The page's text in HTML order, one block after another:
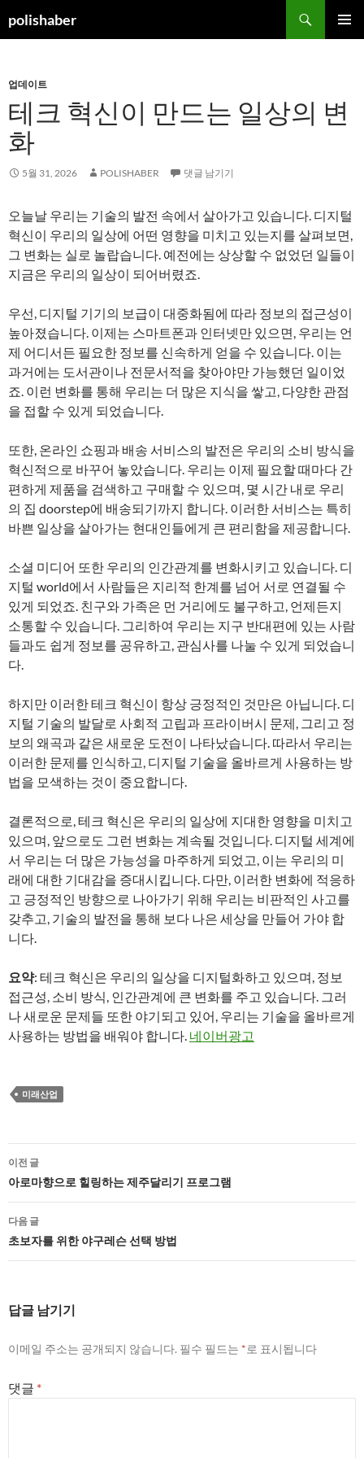
텐
건
너
뛰
기
polishaber
색
업데이트
테크 혁신이 만드는 일상의 변
화
5월 31, 2026 POLISHABER 댓글 남기기
오늘날 우리는 기술의 발전 속에서 살아가고 있습니다. 디지털
혁신이 우리의 일상에 어떤 영향을 미치고 있는지를 살펴보면,
그 변화는 실로 놀랍습니다. 예전에는 상상할 수 없었던 일들이
지금은 우리의 일상이 되어버렸죠.
우선, 디지털 기기의 보급이 대중화됨에 따라 정보의 접근성이
높아졌습니다. 이제는 스마트폰과 인터넷만 있으면, 우리는 언
제 어디서든 필요한 정보를 신속하게 얻을 수 있습니다. 이는
과거에는 도서관이나 전문서적을 찾아야만 가능했던 일이었
죠. 이런 변화를 통해 우리는 더 많은 지식을 쌓고, 다양한 관점
을 접할 수 있게 되었습니다.
또한, 온라인 쇼핑과 배송 서비스의 발전은 우리의 소비 방식을
혁신적으로 바꾸어 놓았습니다. 우리는 이제 필요할 때마다 간
편하게 제품을 검색하고 구매할 수 있으며, 몇 시간 내로 우리
의 집 doorstep에 배송되기까지 합니다. 이러한 서비스는 특히
바쁜 일상을 살아가는 현대인들에게 큰 편리함을 제공합니다.
소셜 미디어 또한 우리의 인간관계를 변화시키고 있습니다. 디
지털 world에서 사람들은 지리적 한계를 넘어 서로 연결될 수
있게 되었죠. 친구와 가족은 먼 거리에도 불구하고, 언제든지
소통할 수 있습니다. 그리하여 우리는 지구 반대편에 있는 사람
들과도 쉽게 정보를 공유하고, 관심사를 나눌 수 있게 되었습니
다.
하지만 이러한 테크 혁신이 항상 긍정적인 것만은 아닙니다. 디
지털 기술의 발달로 사회적 고립과 프라이버시 문제, 그리고 정
보의 왜곡과 같은 새로운 도전이 나타났습니다. 따라서 우리는
이러한 문제를 인식하고, 디지털 기술을 올바르게 사용하는 방
법을 모색하는 것이 중요합니다.
결론적으로, 테크 혁신은 우리의 일상에 지대한 영향을 미치고
있으며, 앞으로도 그런 변화는 계속될 것입니다. 디지털 세계에
서 우리는 더 많은 가능성을 마주하게 되었고, 이는 우리의 미
래에 대한 기대감을 증대시킵니다. 다만, 이러한 변화에 적응하
고 긍정적인 방향으로 나아가기 위해 우리는 비판적인 사고를
갖추고, 기술의 발전을 통해 보다 나은 세상을 만들어 가야 합
니다.
요약: 테크 혁신은 우리의 일상을 디지털화하고 있으며, 정보
접근성, 소비 방식, 인간관계에 큰 변화를 주고 있습니다. 그러
나 새로운 문제들 또한 야기되고 있어, 우리는 기술을 올바르게
사용하는 방법을 배워야 합니다. 네이버광고
미래산업
글
네
비
게
이
션
이전 글
아로마향으로 힐링하는 제주달리기 프로그램
다음 글
초보자를 위한 야구레슨 선택 방법
답글 남기기
이메일 주소는 공개되지 않습니다. 필수 필드는 *로 표시됩니다
댓글 *